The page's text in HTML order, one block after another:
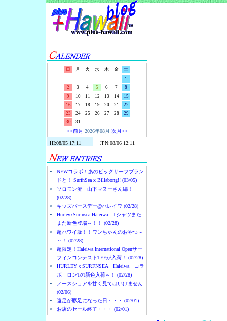
日 月 火 水 木 金
土
1
2
3 4 5 6 7
8
9
10 11 12 13 14
15
16
17 18 19 20 21
22
23
24 25 26 27 28
29
30
31
<<前月 2026年08月 次月>>
NEWコラボ！あのビッグサーフブラン
ドと！ SurfnSea x Billabong!! (03/05)
ソロモン流 山下マヌーさん編！
(02/28)
キッズバースデー@ハレイワ (02/28)
HurleyxSurfnsea Haleiwa Tシャツまた
また新色登場～！！ (02/28)
超ハワイ版！！ワンちゃんのおやつ～
～！ (02/28)
超限定！Haleiwa International Openサー
フィンコンテストTEEが入荷！ (02/28)
HURLEYｘSURFNSEA Haleiwa コラ
ボ ロンTの新色入荷～！ (02/28)
ノースショアを甘く見てはいけません
(02/06)
遠足が豚足になった日・・・ (02/01)
お店のセール終了・・・ (02/01)